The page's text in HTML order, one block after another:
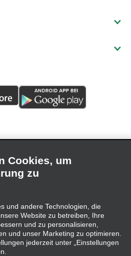
Datenschutzrichtlinie
Datenschutzoptionen
(LkSG) Grundsatzerklärung
dem
Cookies, um
zu
und andere Technologien, die
Website zu betreiben, Ihre
und zu personalisieren,
und unser Marketing zu optimieren.
jederzeit unter „Einstellungen